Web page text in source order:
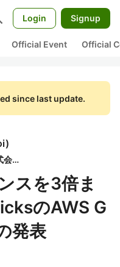
Login Signup
Official Event Official
since last update.
)
データブリックス・ジャパン株式会社
スを3倍ま
のAWS G
発表